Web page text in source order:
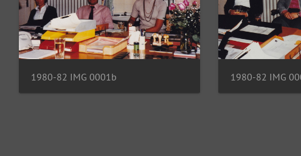
1980-82 IMG 0001b 1980-82 IMG